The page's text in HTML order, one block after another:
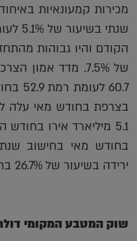
מכירות קמעונאיות
הקודם והיו גבוהות
של 7.5%. מדד
60.7
5.1 מיליארד אירו
ירידה בשיעור של 26.7% בחודש הקודם.
שוק המטבע המקומי